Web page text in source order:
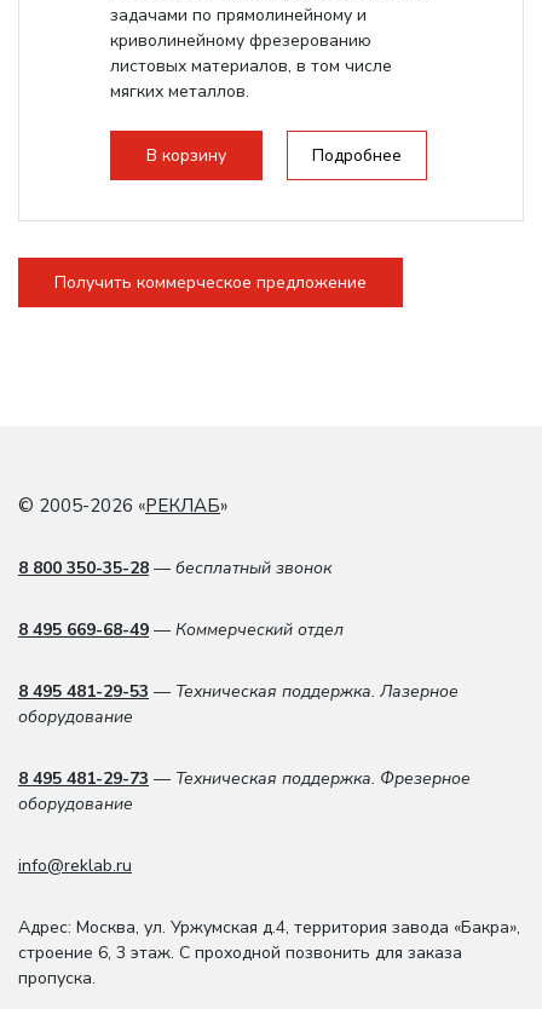
задачами по прямолинейному и
криволинейному фрезерованию
листовых материалов, в том числе
мягких металлов.
В корзину Подробнее
Получить коммерческое предложение
© 2005-2026 «РЕКЛАБ»
8 800 350-35-28 — бесплатный звонок
8 495 669-68-49 — Коммерческий отдел
8 495 481-29-53 — Техническая поддержка. Лазерное
оборудование
8 495 481-29-73 — Техническая поддержка. Фрезерное
оборудование
info@reklab.ru
Адрес: Москва, ул. Уржумская д.4, территория завода «Бакра»,
строение 6, 3 этаж. С проходной позвонить для заказа
пропуска.